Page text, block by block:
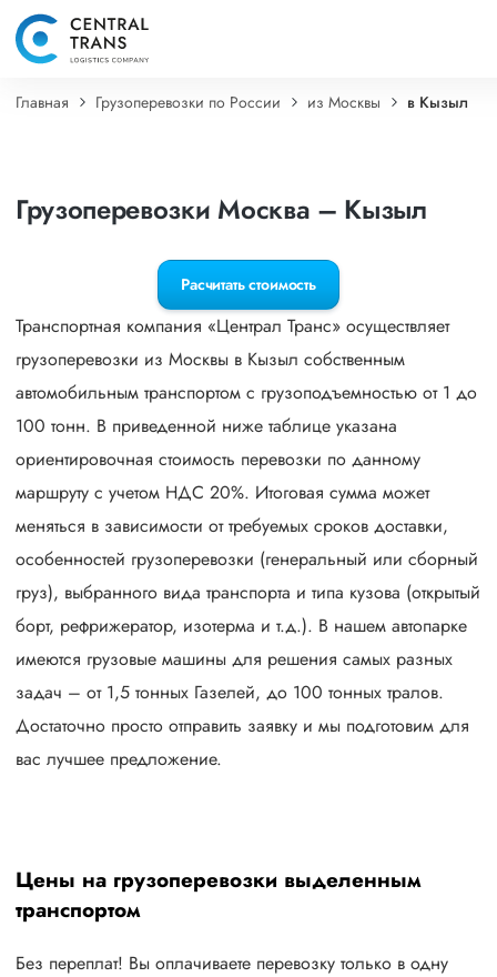
Главная Грузоперевозки по России из Москвы в Кызыл
Грузоперевозки Москва – Кызыл
Расчитать стоимость
Транспортная компания «Централ Транс» осуществляет
грузоперевозки из Москвы в Кызыл собственным
автомобильным транспортом с грузоподъемностью от 1 до
100 тонн. В приведенной ниже таблице указана
ориентировочная стоимость перевозки по данному
маршруту с учетом НДС 20%. Итоговая сумма может
меняться в зависимости от требуемых сроков доставки,
особенностей грузоперевозки (генеральный или сборный
груз), выбранного вида транспорта и типа кузова (открытый
борт, рефрижератор, изотерма и т.д.). В нашем автопарке
имеются грузовые машины для решения самых разных
задач – от 1,5 тонных Газелей, до 100 тонных тралов.
Достаточно просто отправить заявку и мы подготовим для
вас лучшее предложение.
Цены на грузоперевозки выделенным
транспортом
Без переплат! Вы оплачиваете перевозку только в одну